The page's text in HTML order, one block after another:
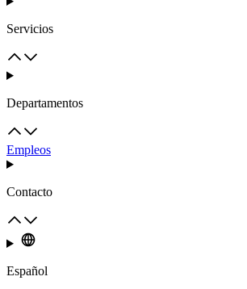
Servicios
Departamentos
Empleos
Contacto
Español